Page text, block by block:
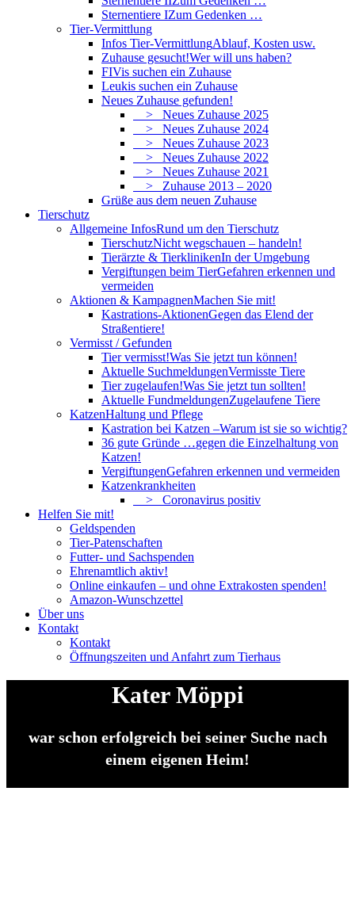
Sternentiere IZum Gedenken …
Tier-Vermittlung
Infos Tier-VermittlungAblauf, Kosten usw.
Zuhause gesucht!Wer will uns haben?
FIVis suchen ein Zuhause
Leukis suchen ein Zuhause
Neues Zuhause gefunden!
> Neues Zuhause 2025
> Neues Zuhause 2024
> Neues Zuhause 2023
> Neues Zuhause 2022
> Neues Zuhause 2021
> Zuhause 2013 – 2020
Grüße aus dem neuen Zuhause
Tierschutz
Allgemeine InfosRund um den Tierschutz
TierschutzNicht wegschauen – handeln!
Tierärzte & TierklinikenIn der Umgebung
Vergiftungen beim TierGefahren erkennen und
vermeiden
Aktionen & KampagnenMachen Sie mit!
Kastrations-AktionenGegen das Elend der
Straßentiere!
Vermisst / Gefunden
Tier vermisst!Was Sie jetzt tun können!
Aktuelle SuchmeldungenVermisste Tiere
Tier zugelaufen!Was Sie jetzt tun sollten!
Aktuelle FundmeldungenZugelaufene Tiere
KatzenHaltung und Pflege
Kastration bei Katzen –Warum ist sie so wichtig?
36 gute Gründe …gegen die Einzelhaltung von
Katzen!
VergiftungenGefahren erkennen und vermeiden
Katzenkrankheiten
> Coronavirus positiv
Helfen Sie mit!
Geldspenden
Tier-Patenschaften
Futter- und Sachspenden
Ehrenamtlich aktiv!
Online einkaufen – und ohne Extrakosten spenden!
Amazon-Wunschzettel
Über uns
Kontakt
Kontakt
Öffnungszeiten und Anfahrt zum Tierhaus
Kater Möppi
war schon erfolgreich bei seiner Suche nach
einem eigenen Heim!